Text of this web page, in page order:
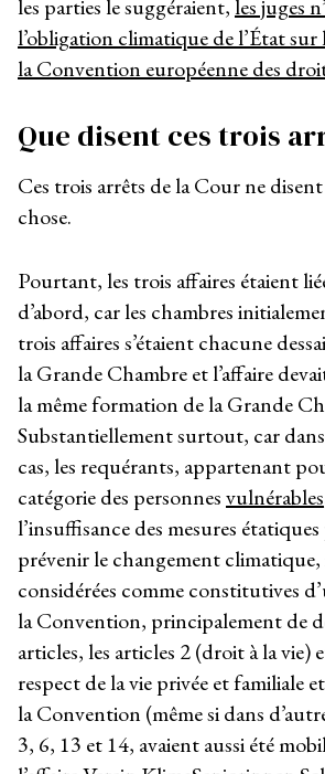
les parties le suggéraient,les juges
l’obligation climatique de l’État sur
la Convention européenne des
Que disent ces trois
Ces trois arrêts de la Cour ne
chose.
Pourtant, les trois affaires étaient
d’abord, car les chambres
trois affaires s’étaient chacune
la Grande Chambre et l’affaire
la même formation de la Grande
Substantiellement surtout, car
cas, les requérants, appartenant
catégorie des personnesvulnérables
l’insuffisance des mesures
prévenir le changement climatique,
considérées comme constitutives
la Convention, principalement de
articles, les articles 2 (droit à la vie)
respect de la vie privée et familiale
la Convention (même si dans
3, 6, 13 et 14, avaient aussi été